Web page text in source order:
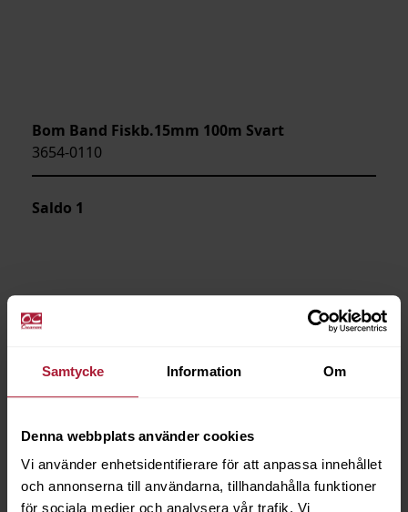
Samtycke Information Om
Denna webbplats använder cookies
Vi använder enhetsidentifierare för att anpassa innehållet
och annonserna till användarna, tillhandahålla funktioner
för sociala medier och analysera vår trafik. Vi
Bom Band Fiskb.15mm 100m Svart
3654-0110
Saldo 1